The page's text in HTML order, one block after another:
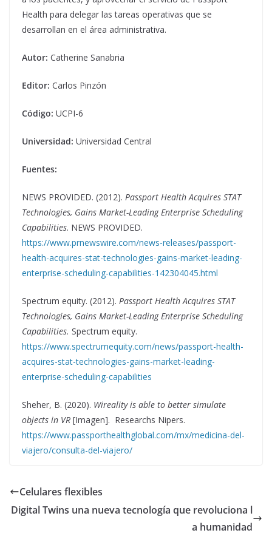
Health para delegar las tareas operativas que se
desarrollan en el área administrativa.
Autor: Catherine Sanabria
Editor: Carlos Pinzón
Código: UCPI-6
Universidad: Universidad Central
Fuentes:
NEWS PROVIDED. (2012). Passport Health Acquires STAT
Technologies, Gains Market-Leading Enterprise Scheduling
Capabilities. NEWS PROVIDED.
https://www.prnewswire.com/news-releases/passport-
health-acquires-stat-technologies-gains-market-leading-
enterprise-scheduling-capabilities-142304045.html
Spectrum equity. (2012). Passport Health Acquires STAT
Technologies, Gains Market-Leading Enterprise Scheduling
Capabilities. Spectrum equity.
https://www.spectrumequity.com/news/passport-health-
acquires-stat-technologies-gains-market-leading-
enterprise-scheduling-capabilities
Sheher, B. (2020). Wireality is able to better simulate
objects in VR [Imagen]. Researchs Nipers.
https://www.passporthealthglobal.com/mx/medicina-del-
viajero/consulta-del-viajero/
Celulares flexibles
Digital Twins una nueva tecnología que revoluciona l
a humanidad